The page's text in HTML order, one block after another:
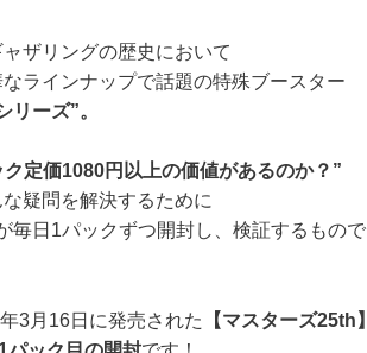
ザリングの歴史において
ラインナップで話題の特殊ブースター
リーズ”。
ク定価1080円以上の価値があるのか？”
疑問を解決するために
毎日1パックずつ開封し、検証するもので
3月16日に発売された
【マスターズ25th】